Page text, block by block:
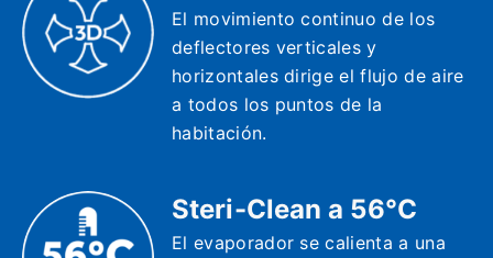
El movimiento continuo de los
deflectores verticales y
horizontales dirige el flujo de aire
a todos los puntos de la
habitación.
Steri-Clean a 56°C
El evaporador se calienta a una